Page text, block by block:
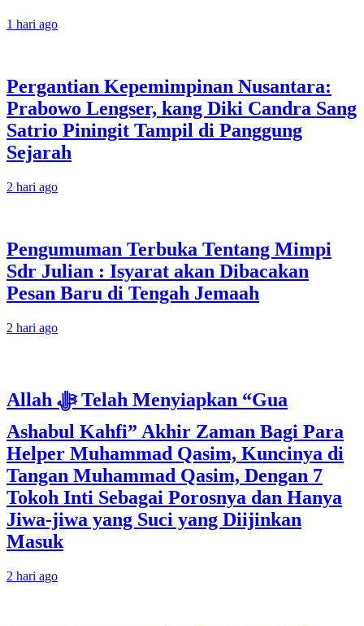
1 hari ago
Pergantian Kepemimpinan Nusantara:
Prabowo Lengser, kang Diki Candra Sang
Satrio Piningit Tampil di Panggung
Sejarah
2 hari ago
Pengumuman Terbuka Tentang Mimpi
Sdr Julian : Isyarat akan Dibacakan
Pesan Baru di Tengah Jemaah
2 hari ago
Allah ﷻ Telah Menyiapkan “Gua
Ashabul Kahfi” Akhir Zaman Bagi Para
Helper Muhammad Qasim, Kuncinya di
Tangan Muhammad Qasim, Dengan 7
Tokoh Inti Sebagai Porosnya dan Hanya
Jiwa-jiwa yang Suci yang Diijinkan
Masuk
2 hari ago